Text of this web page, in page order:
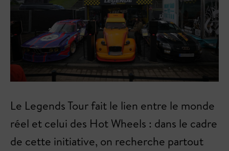
Le Legends Tour fait le lien entre le monde
réel et celui des Hot Wheels : dans le cadre
de cette initiative, on recherche partout